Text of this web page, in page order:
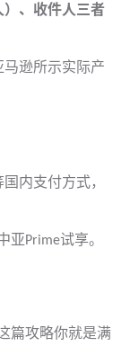
）、收件人三者
逊所示实际产
内支付方式，
亚Prime试享。
篇攻略你就是满